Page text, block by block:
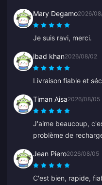
Mary Degamo2026/
Je suis ravi, merci.
ibad khan2026/08/02
Livraison fiable et
Timan Aisa2026/08/05
J'aime beaucoup,
problème de
Jean Piero2026/08/05
C'est bien, rapide,